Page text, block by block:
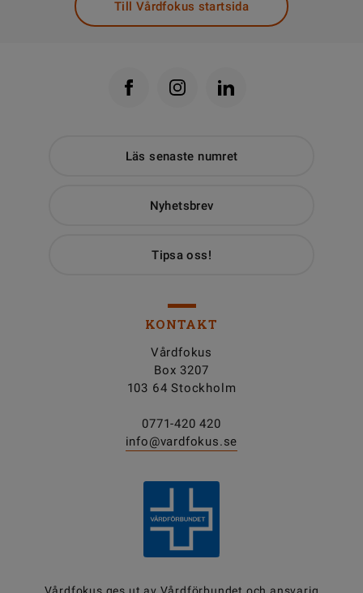
Till Vårdfokus startsida
Läs senaste numret
Nyhetsbrev
Tipsa oss!
KONTAKT
Vårdfokus
Box 3207
103 64 Stockholm
0771-420 420
info@vardfokus.se